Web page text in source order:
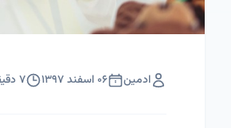
ادمین ۰۶ اسفند ۱۳۹۷ ۷